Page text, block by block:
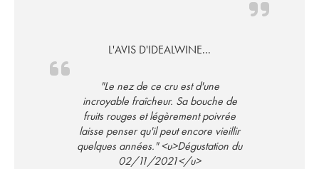
L'AVIS D'IDEALWINE...
"Le nez de ce cru est d'une
incroyable fraîcheur. Sa bouche de
fruits rouges et légèrement poivrée
laisse penser qu'il peut encore vieillir
quelques années." <u>Dégustation du
02/11/2021</u>